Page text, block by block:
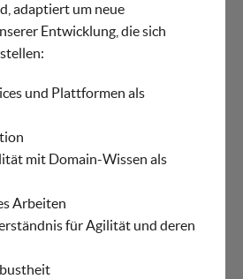
adaptiert um neue
Entwicklung, die sich
und Plattformen als
mit Domain-Wissen als
Arbeiten
für Agilität und deren